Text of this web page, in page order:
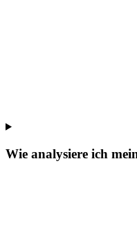
Wie analysiere ich